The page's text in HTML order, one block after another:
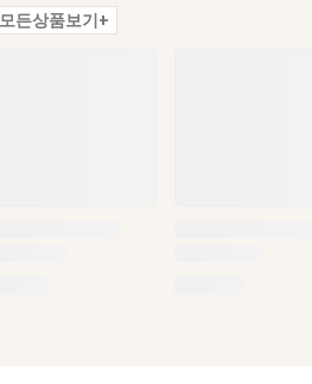
모든상품보기+